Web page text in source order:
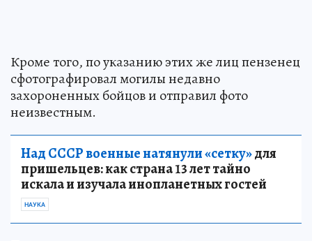
Кроме того, по указанию этих же лиц пензенец
сфотографировал могилы недавно
захороненных бойцов и отправил фото
неизвестным.
Над СССР военные натянули «сетку»для
пришельцев: как страна 13 лет тайно
искала и изучала инопланетных гостей
НАУКА